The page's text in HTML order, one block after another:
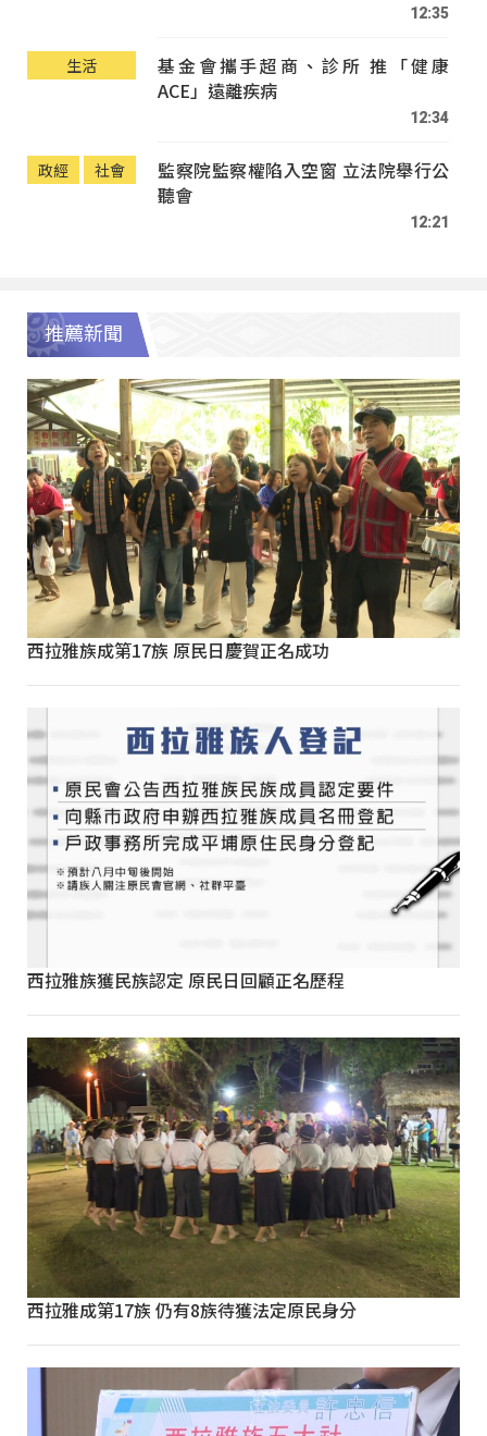
12:35
生活
基金會攜手超商、診所 推「健康
ACE」遠離疾病
12:34
政經 社會
監察院監察權陷入空窗 立法院舉行公
聽會
12:21
推薦新聞
西拉雅族成第17族 原民日慶賀正名成功
西拉雅族獲民族認定 原民日回顧正名歷程
西拉雅成第17族 仍有8族待獲法定原民身分